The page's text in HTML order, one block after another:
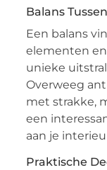
Balans
Een balans
elementen
unieke
Overweeg
met strakke,
een
aan je
Praktische